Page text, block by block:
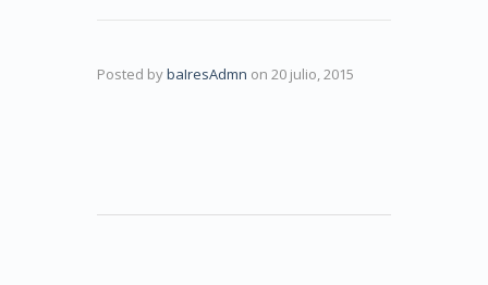
Posted bybaIresAdmn on 20 julio, 2015